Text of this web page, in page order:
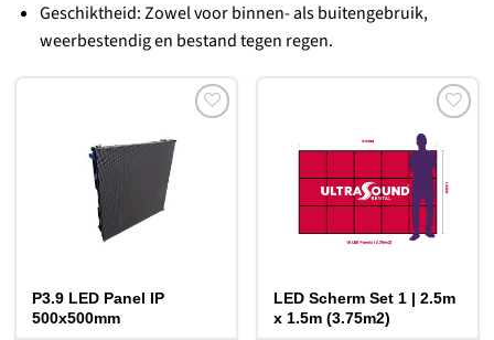
Geschiktheid: Zowel voor binnen- als buitengebruik,
weerbestendig en bestand tegen regen.
Toevoegen
verlanglijst
P3.9 LED Panel IP
500x500mm
Toevoegen
aan
verlanglijst
LED Scherm Set 1 | 2.5m
x 1.5m (3.75m2)